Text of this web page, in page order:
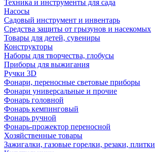
Техника и инструменты для сада
Насосы
Садовый инструмент и инвентарь
Средства защиты от грызунов и насекомых
Товары для детей, сувениры
Конструкторы
Наборы для творчества, глобусы
Приборы для выжигания
Ручки 3D
Фонари, переносные световые приборы
Фонари универсальные и прочие
Фонарь головной
Фонарь кемпинговый
Фонарь ручной
Фонарь-прожектор переносной
Хозяйственные товары
Зажигалки, газовые горелки, резаки, плитки